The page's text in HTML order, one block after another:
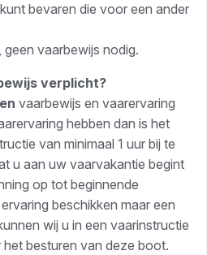
bevaren die voor een ander
geen vaarbewijs nodig.
verplicht?
vaarbewijs en vaarervaring
hebben dan is het
van minimaal 1 uur bij te
u aan uw vaarvakantie begint
op tot beginnende
beschikken maar een
wij u in een vaarinstructie
het besturen van deze boot.